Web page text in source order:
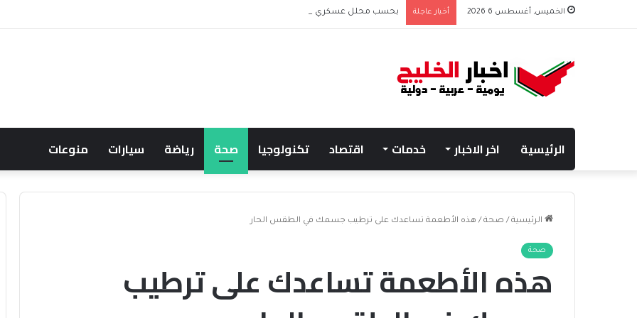
الخميس, أغسطس 6 2026 أخبار عاجلة بحسب محلل عسكري التحالف البحري السعودي يعزز أمن الملاحة الإقليمية والدولية
الرئيسية اخر الاخبار خدمات اقتصاد تكنولوجيا صحة رياضة سيارات منوعات
الرئيسية / صحة / هذه الأطعمة تساعدك على ترطيب جسمك في الطقس الحار
صحة
هذه الأطعمة تساعدك على ترطيب